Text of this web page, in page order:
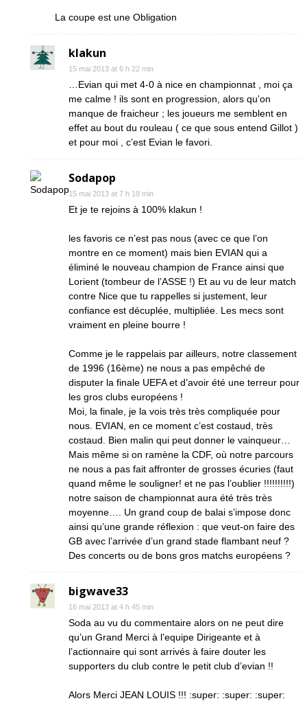
La coupe est une Obligation
klakun
15 mai 2013 at 6 h 22 min
…Evian qui met 4-0 à nice en championnat , moi ça
me calme ! ils sont en progression, alors qu’on
manque de fraicheur ; les joueurs me semblent en
effet au bout du rouleau ( ce que sous entend Gillot )
et pour moi , c’est Evian le favori.
Sodapop
15 mai 2013 at 7 h 18 min
Et je te rejoins à 100% klakun !
les favoris ce n’est pas nous (avec ce que l’on
montre en ce moment) mais bien EVIAN qui a
éliminé le nouveau champion de France ainsi que
Lorient (tombeur de l’ASSE !) Et au vu de leur match
contre Nice que tu rappelles si justement, leur
confiance est décuplée, multipliée. Les mecs sont
vraiment en pleine bourre !
Comme je le rappelais par ailleurs, notre classement
de 1996 (16ème) ne nous a pas empêché de
disputer la finale UEFA et d’avoir été une terreur pour
les gros clubs européens !
Moi, la finale, je la vois très très compliquée pour
nous. EVIAN, en ce moment c’est costaud, très
costaud. Bien malin qui peut donner le vainqueur…
Mais même si on ramène la CDF, où notre parcours
ne nous a pas fait affronter de grosses écuries (faut
quand même le souligner! et ne pas l’oublier !!!!!!!!!!)
notre saison de championnat aura été très très
moyenne…. Un grand coup de balai s’impose donc
ainsi qu’une grande réflexion : que veut-on faire des
GB avec l’arrivée d’un grand stade flambant neuf ?
Des concerts ou de bons gros matchs européens ?
bigwave33
16 mai 2013 at 4 h 45 min
Soda au vu du commentaire alors on ne peut dire
qu’un Grand Merci à l’equipe Dirigeante et à
l’actionnaire qui sont arrivés à faire douter les
supporters du club contre le petit club d’evian !!
Alors Merci JEAN LOUIS !!! :super: :super: :super: